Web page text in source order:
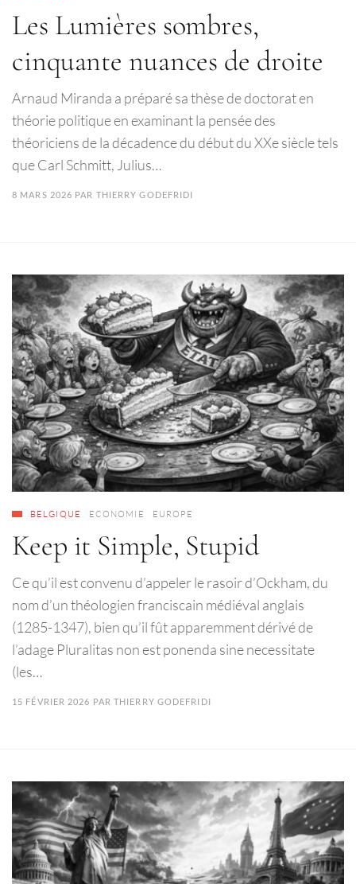
Les Lumières sombres,
cinquante nuances de droite
Arnaud Miranda a préparé sa thèse de doctorat en
théorie politique en examinant la pensée des
théoriciens de la décadence du début du XXe siècle tels
que Carl Schmitt, Julius…
8 MARS 2026 PAR THIERRY GODEFRIDI
BELGIQUE ECONOMIE EUROPE
Keep it Simple, Stupid
Ce qu’il est convenu d’appeler le rasoir d’Ockham, du
nom d’un théologien franciscain médiéval anglais
(1285-1347), bien qu’il fût apparemment dérivé de
l’adage Pluralitas non est ponenda sine necessitate
(les…
15 FÉVRIER 2026 PARTHIERRY GODEFRIDI